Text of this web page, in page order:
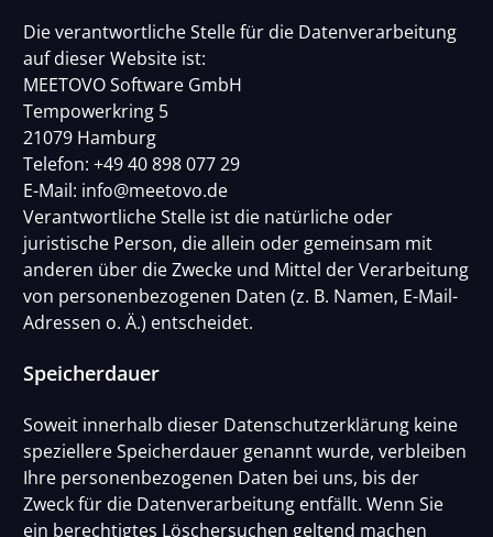
Die verantwortliche Stelle für die Datenverarbeitung
auf dieser Website ist:
MEETOVO Software GmbH
Tempowerkring 5
21079 Hamburg
Telefon: +49 40 898 077 29
E-Mail: info@meetovo.de
Verantwortliche Stelle ist die natürliche oder
juristische Person, die allein oder gemeinsam mit
anderen über die Zwecke und Mittel der Verarbeitung
von personenbezogenen Daten (z. B. Namen, E-Mail-
Adressen o. Ä.) entscheidet.
Speicherdauer
Soweit innerhalb dieser Datenschutzerklärung keine
speziellere Speicherdauer genannt wurde, verbleiben
Ihre personenbezogenen Daten bei uns, bis der
Zweck für die Datenverarbeitung entfällt. Wenn Sie
ein berechtigtes Löschersuchen geltend machen